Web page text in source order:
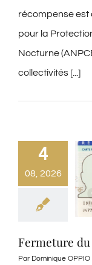
récompense est
pour la
Nocturne
collectivités [...]
4
08, 2026
Fermeture
Par Dominique OPPIO